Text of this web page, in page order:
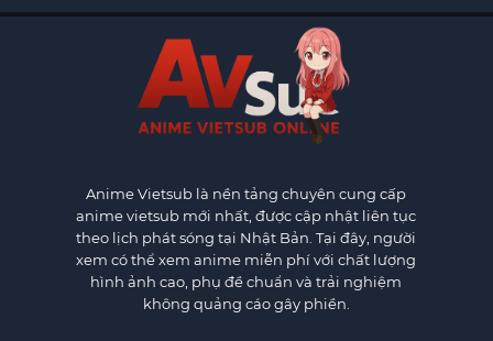
Anime Vietsub là nền tảng chuyên cung cấp
anime vietsub mới nhất, được cập nhật liên tục
theo lịch phát sóng tại Nhật Bản. Tại đây, người
xem có thể xem anime miễn phí với chất lượng
hình ảnh cao, phụ đề chuẩn và trải nghiệm
không quảng cáo gây phiền.